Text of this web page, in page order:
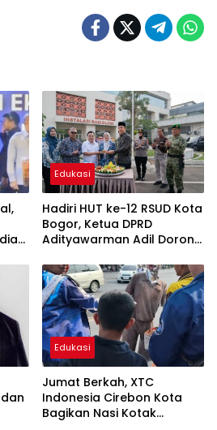
Edukasi
Hadiri HUT ke-12 RSUD Kota
Bogor, Ketua DPRD
Adityawarman Adil Dorong
Pelayanan Kesehatan
Edukasi
Jumat Berkah, XTC
Indonesia Cirebon Kota
Bagikan Nasi Kotak